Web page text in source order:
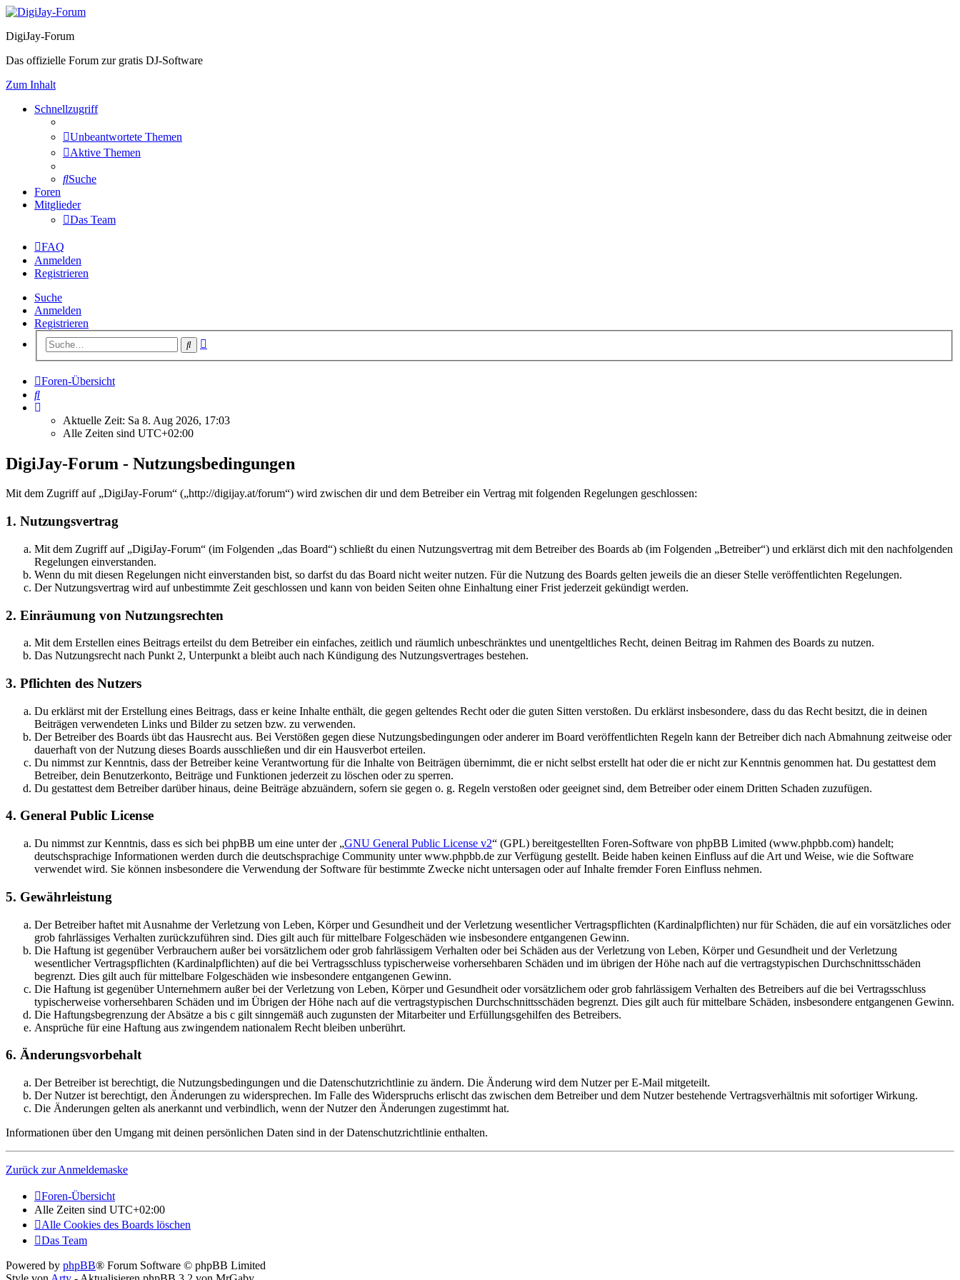
DigiJay-Forum
Das offizielle Forum zur gratis DJ-Software
Zum Inhalt
Schnellzugriff
Unbeantwortete Themen
Aktive Themen
Suche
Foren
Mitglieder
Das Team
FAQ
Anmelden
Registrieren
Suche
Anmelden
Registrieren
Suche
Foren-Übersicht
Suche
Aktuelle Zeit: Sa 8. Aug 2026, 17:03
Alle Zeiten sind UTC+02:00
DigiJay-Forum - Nutzungsbedingungen
Mit dem Zugriff auf „DigiJay-Forum“ („http://digijay.at/forum“) wird zwischen dir und dem Betreiber ein Vertrag mit folgenden Regelungen geschlossen:
1. Nutzungsvertrag
Mit dem Zugriff auf „DigiJay-Forum“ (im Folgenden „das Board“) schließt du einen Nutzungsvertrag mit dem Betreiber des Boards ab (im Folgenden „Betreiber“) und erklärst dich mit den nachfolgenden
Regelungen einverstanden.
Wenn du mit diesen Regelungen nicht einverstanden bist, so darfst du das Board nicht weiter nutzen. Für die Nutzung des Boards gelten jeweils die an dieser Stelle veröffentlichten Regelungen.
Der Nutzungsvertrag wird auf unbestimmte Zeit geschlossen und kann von beiden Seiten ohne Einhaltung einer Frist jederzeit gekündigt werden.
2. Einräumung von Nutzungsrechten
Mit dem Erstellen eines Beitrags erteilst du dem Betreiber ein einfaches, zeitlich und räumlich unbeschränktes und unentgeltliches Recht, deinen Beitrag im Rahmen des Boards zu nutzen.
Das Nutzungsrecht nach Punkt 2, Unterpunkt a bleibt auch nach Kündigung des Nutzungsvertrages bestehen.
3. Pflichten des Nutzers
Du erklärst mit der Erstellung eines Beitrags, dass er keine Inhalte enthält, die gegen geltendes Recht oder die guten Sitten verstoßen. Du erklärst insbesondere, dass du das Recht besitzt, die in deinen
Beiträgen verwendeten Links und Bilder zu setzen bzw. zu verwenden.
Der Betreiber des Boards übt das Hausrecht aus. Bei Verstößen gegen diese Nutzungsbedingungen oder anderer im Board veröffentlichten Regeln kann der Betreiber dich nach Abmahnung zeitweise oder
dauerhaft von der Nutzung dieses Boards ausschließen und dir ein Hausverbot erteilen.
Du nimmst zur Kenntnis, dass der Betreiber keine Verantwortung für die Inhalte von Beiträgen übernimmt, die er nicht selbst erstellt hat oder die er nicht zur Kenntnis genommen hat. Du gestattest dem
Betreiber, dein Benutzerkonto, Beiträge und Funktionen jederzeit zu löschen oder zu sperren.
Du gestattest dem Betreiber darüber hinaus, deine Beiträge abzuändern, sofern sie gegen o. g. Regeln verstoßen oder geeignet sind, dem Betreiber oder einem Dritten Schaden zuzufügen.
4. General Public License
Du nimmst zur Kenntnis, dass es sich bei phpBB um eine unter der „GNU General Public License v2“ (GPL) bereitgestellten Foren-Software von phpBB Limited (www.phpbb.com) handelt;
deutschsprachige Informationen werden durch die deutschsprachige Community unter www.phpbb.de zur Verfügung gestellt. Beide haben keinen Einfluss auf die Art und Weise, wie die Software
verwendet wird. Sie können insbesondere die Verwendung der Software für bestimmte Zwecke nicht untersagen oder auf Inhalte fremder Foren Einfluss nehmen.
5. Gewährleistung
Der Betreiber haftet mit Ausnahme der Verletzung von Leben, Körper und Gesundheit und der Verletzung wesentlicher Vertragspflichten (Kardinalpflichten) nur für Schäden, die auf ein vorsätzliches oder
grob fahrlässiges Verhalten zurückzuführen sind. Dies gilt auch für mittelbare Folgeschäden wie insbesondere entgangenen Gewinn.
Die Haftung ist gegenüber Verbrauchern außer bei vorsätzlichem oder grob fahrlässigem Verhalten oder bei Schäden aus der Verletzung von Leben, Körper und Gesundheit und der Verletzung
wesentlicher Vertragspflichten (Kardinalpflichten) auf die bei Vertragsschluss typischerweise vorhersehbaren Schäden und im übrigen der Höhe nach auf die vertragstypischen Durchschnittsschäden
begrenzt. Dies gilt auch für mittelbare Folgeschäden wie insbesondere entgangenen Gewinn.
Die Haftung ist gegenüber Unternehmern außer bei der Verletzung von Leben, Körper und Gesundheit oder vorsätzlichem oder grob fahrlässigem Verhalten des Betreibers auf die bei Vertragsschluss
typischerweise vorhersehbaren Schäden und im Übrigen der Höhe nach auf die vertragstypischen Durchschnittsschäden begrenzt. Dies gilt auch für mittelbare Schäden, insbesondere entgangenen Gewinn.
Die Haftungsbegrenzung der Absätze a bis c gilt sinngemäß auch zugunsten der Mitarbeiter und Erfüllungsgehilfen des Betreibers.
Ansprüche für eine Haftung aus zwingendem nationalem Recht bleiben unberührt.
6. Änderungsvorbehalt
Der Betreiber ist berechtigt, die Nutzungsbedingungen und die Datenschutzrichtlinie zu ändern. Die Änderung wird dem Nutzer per E-Mail mitgeteilt.
Der Nutzer ist berechtigt, den Änderungen zu widersprechen. Im Falle des Widerspruchs erlischt das zwischen dem Betreiber und dem Nutzer bestehende Vertragsverhältnis mit sofortiger Wirkung.
Die Änderungen gelten als anerkannt und verbindlich, wenn der Nutzer den Änderungen zugestimmt hat.
Informationen über den Umgang mit deinen persönlichen Daten sind in der Datenschutzrichtlinie enthalten.
Zurück zur Anmeldemaske
Foren-Übersicht
Alle Zeiten sind UTC+02:00
Alle Cookies des Boards löschen
Das Team
Powered by phpBB® Forum Software © phpBB Limited